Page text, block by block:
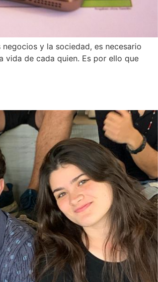
y la sociedad, es necesario
vida de cada quien. Es por ello que